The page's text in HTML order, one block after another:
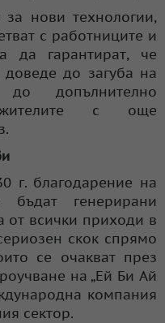
за нови технологии,
с работниците и
да гарантират, че
до загуба на
допълнително
с още
г. благодарение на
бъдат генерирани
от всички приходи в
скок спрямо
се очакват през
на „Ей Би Ай
компания
сектор.